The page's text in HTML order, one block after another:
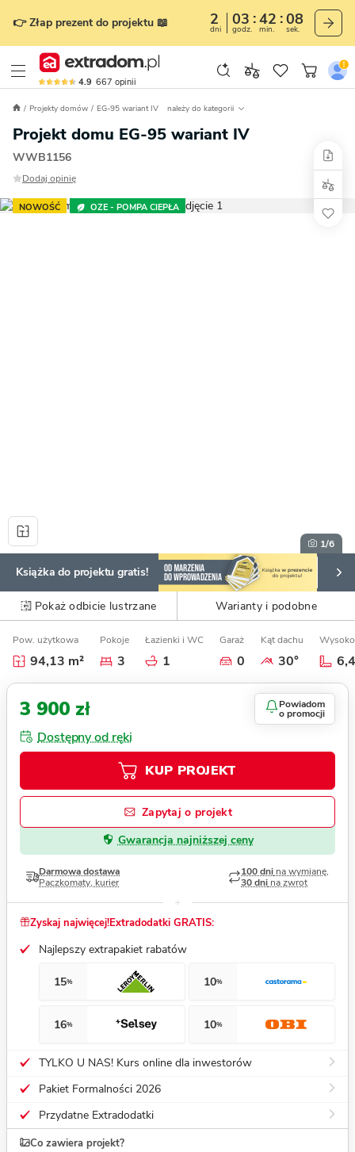
👉 Złap prezent do projektu 📖 2
dni
03
godz.
42
min.
07
sek.
4.9 667 opinii
Projekty domów EG-95 wariant IV należy do kategorii
Projekt domu EG-95 wariant IV
WWB1156
Dodaj opinię
NOWOŚĆ OZE - POMPA CIEPŁA
1/6
Książka do projektu gratis!
Pokaż odbicie lustrzane Warianty i podobne
Pow. użytkowa
94,13 m²
Pokoje
3
Łazienki i WC
1
Garaż
0
Kąt dachu
30°
3 900 zł Powiadom
o promocji
Dostępny od ręki
KUP PROJEKT
Zapytaj o projekt
Gwarancja najniższej ceny
Darmowa dostawa
Paczkomaty, kurier
100 dni na wymianę,
30 dni na zwrot
Zyskaj najwięcej!Extradodatki GRATIS:
Najlepszy extrapakiet rabatów
15% 10%
16% 10%
TYLKO U NAS! Kurs online dla inwestorów
Pakiet Formalności 2026
Przydatne Extradodatki
Co zawiera projekt?